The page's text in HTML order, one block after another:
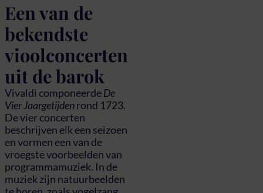
Een van de
bekendste
vioolconcerten
uit de barok
Vivaldi componeerdeDe
Vier Jaargetijdenrond 1723.
De vier concerten
beschrijven elk een seizoen
en vormen een van de
vroegste voorbeelden van
programmamuziek. In de
muziek zijn natuurbeelden